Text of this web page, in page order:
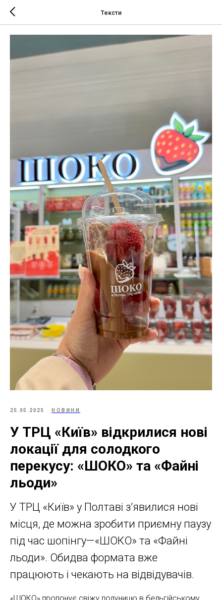
Тексти
25.05.2025 НОВИНИ
У ТРЦ «Київ» відкрилися нові
локації для солодкого
перекусу: «ШОКО» та «Файні
льоди»
У ТРЦ «Київ» у Полтаві з’явилися нові
місця, де можна зробити приємну паузу
під час шопінгу—«ШОКО» та «Файні
льоди». Обидва формата вже
працюють і чекають на відвідувачів.